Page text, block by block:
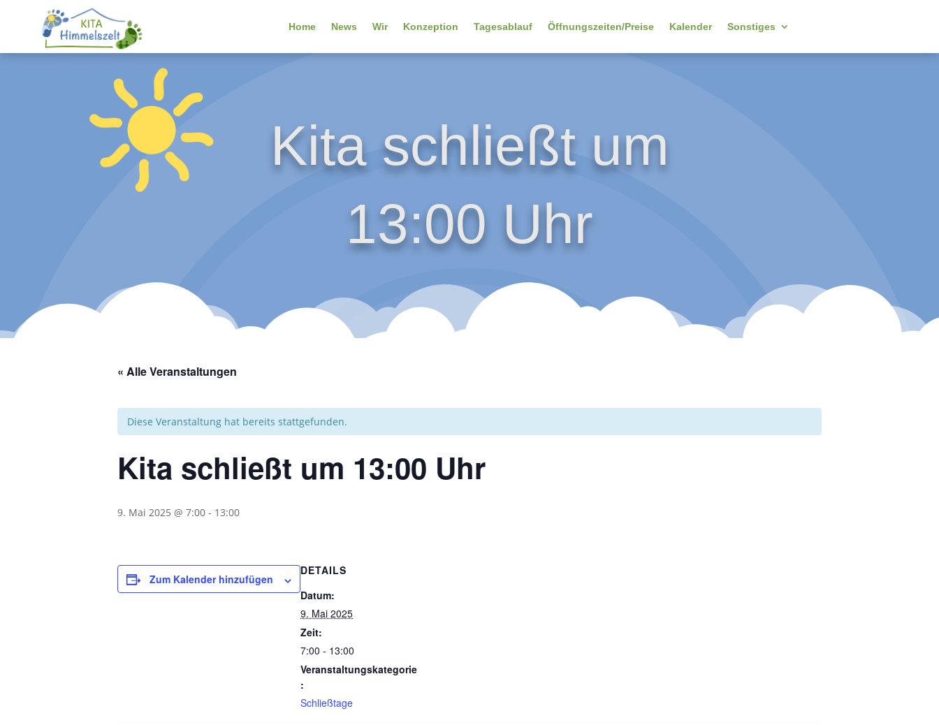
Home News Wir Konzeption Tagesablauf Öffnungszeiten/Preise Kalender Sonstiges
Kita schließt um
13:00 Uhr
« Alle Veranstaltungen
Diese Veranstaltung hat bereits stattgefunden.
Kita schließt um 13:00 Uhr
9. Mai 2025 @ 7:00 - 13:00
Zum Kalender hinzufügen
DETAILS
Datum:
9. Mai 2025
Zeit:
7:00 - 13:00
Veranstaltungskategorie
:
Schließtage